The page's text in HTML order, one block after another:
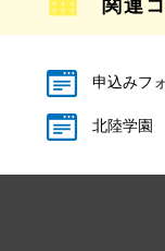
関連
申込みフ
北陸学園